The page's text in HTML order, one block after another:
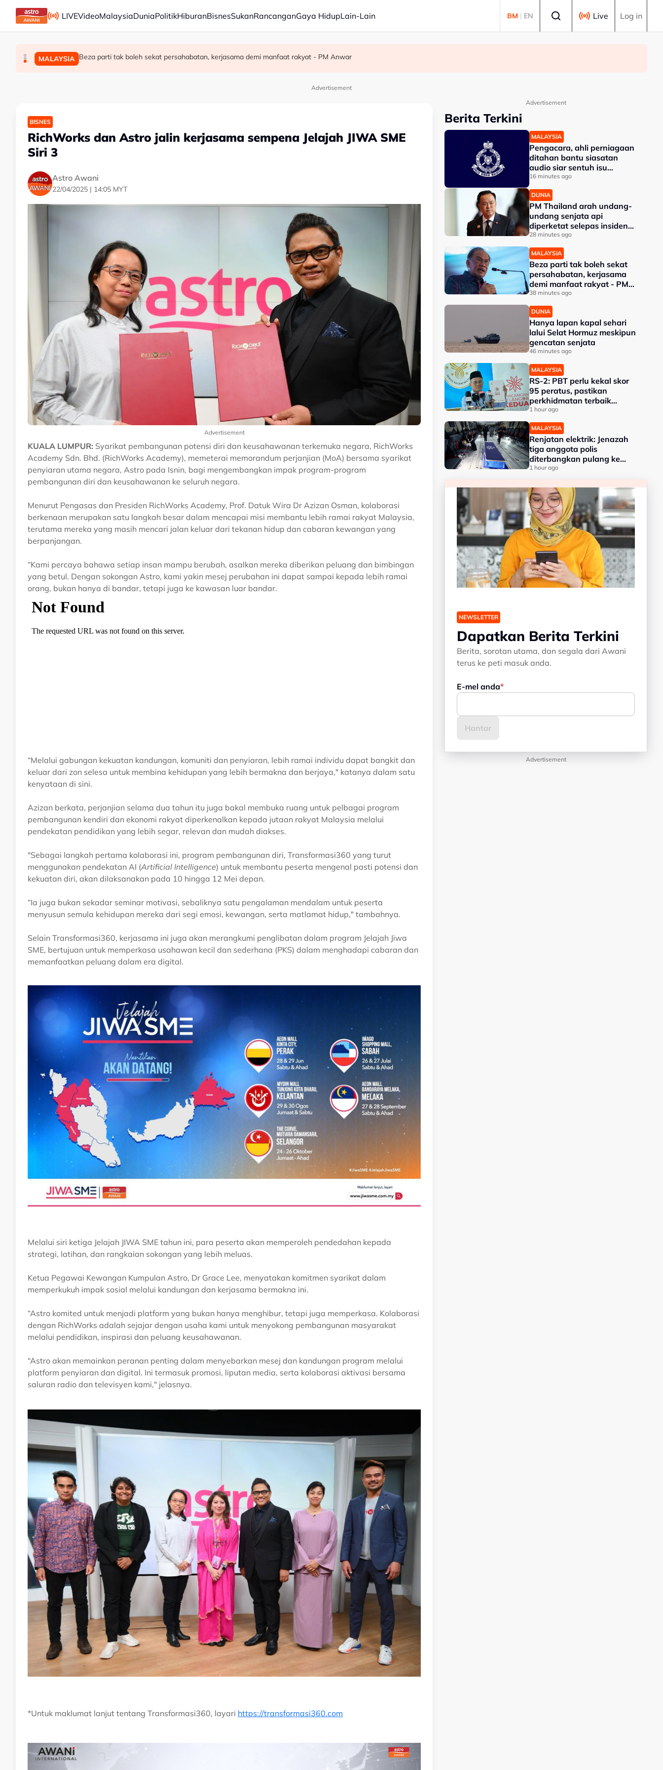
Skip to main content
LIVEVideoMalaysiaDuniaPolitikHiburanBisnesSukanRancanganGaya HidupLain-Lain BM | EN Live Log in
DUNIA PM Thailand arah undang-undang senjata api diperketat selepas insiden tembakan di sekolah
MALAYSIA Beza parti tak boleh sekat persahabatan, kerjasama demi manfaat rakyat - PM Anwar
MALAYSIA Pengacara, ahli perniagaan ditahan bantu siasatan audio siar sentuh isu sensitiviti agama
Advertisement
BISNES
RichWorks dan Astro jalin kerjasama sempena Jelajah JIWA SME
Siri 3
Astro Awani
22/04/2025 | 14:05 MYT
Advertisement
KUALA LUMPUR: Syarikat pembangunan potensi diri dan keusahawanan terkemuka negara, RichWorks
Academy Sdn. Bhd. (RichWorks Academy), memeterai memorandum perjanjian (MoA) bersama syarikat
penyiaran utama negara, Astro pada Isnin, bagi mengembangkan impak program-program
pembangunan diri dan keusahawanan ke seluruh negara.
Menurut Pengasas dan Presiden RichWorks Academy, Prof. Datuk Wira Dr Azizan Osman, kolaborasi
berkenaan merupakan satu langkah besar dalam mencapai misi membantu lebih ramai rakyat Malaysia,
terutama mereka yang masih mencari jalan keluar dari tekanan hidup dan cabaran kewangan yang
berpanjangan.
“Kami percaya bahawa setiap insan mampu berubah, asalkan mereka diberikan peluang dan bimbingan
yang betul. Dengan sokongan Astro, kami yakin mesej perubahan ini dapat sampai kepada lebih ramai
orang, bukan hanya di bandar, tetapi juga ke kawasan luar bandar.
“Melalui gabungan kekuatan kandungan, komuniti dan penyiaran, lebih ramai individu dapat bangkit dan
keluar dari zon selesa untuk membina kehidupan yang lebih bermakna dan berjaya," katanya dalam satu
kenyataan di sini.
Azizan berkata, perjanjian selama dua tahun itu juga bakal membuka ruang untuk pelbagai program
pembangunan kendiri dan ekonomi rakyat diperkenalkan kepada jutaan rakyat Malaysia melalui
pendekatan pendidikan yang lebih segar, relevan dan mudah diakses.
"Sebagai langkah pertama kolaborasi ini, program pembangunan diri, Transformasi360 yang turut
menggunakan pendekatan AI (Artificial Intelligence) untuk membantu peserta mengenal pasti potensi dan
kekuatan diri, akan dilaksanakan pada 10 hingga 12 Mei depan.
“Ia juga bukan sekadar seminar motivasi, sebaliknya satu pengalaman mendalam untuk peserta
menyusun semula kehidupan mereka dari segi emosi, kewangan, serta matlamat hidup," tambahnya.
Selain Transformasi360, kerjasama ini juga akan merangkumi penglibatan dalam program Jelajah Jiwa
SME, bertujuan untuk memperkasa usahawan kecil dan sederhana (PKS) dalam menghadapi cabaran dan
memanfaatkan peluang dalam era digital.
Melalui siri ketiga Jelajah JIWA SME tahun ini, para peserta akan memperoleh pendedahan kepada
strategi, latihan, dan rangkaian sokongan yang lebih meluas.
Ketua Pegawai Kewangan Kumpulan Astro, Dr Grace Lee, menyatakan komitmen syarikat dalam
memperkukuh impak sosial melalui kandungan dan kerjasama bermakna ini.
“Astro komited untuk menjadi platform yang bukan hanya menghibur, tetapi juga memperkasa. Kolaborasi
dengan RichWorks adalah sejajar dengan usaha kami untuk menyokong pembangunan masyarakat
melalui pendidikan, inspirasi dan peluang keusahawanan.
“Astro akan memainkan peranan penting dalam menyebarkan mesej dan kandungan program melalui
platform penyiaran dan digital. Ini termasuk promosi, liputan media, serta kolaborasi aktivasi bersama
saluran radio dan televisyen kami," jelasnya.
*Untuk maklumat lanjut tentang Transformasi360, layari https://transformasi360.com
Advertisement
Berita Terkini
MALAYSIA
Pengacara, ahli perniagaan
ditahan bantu siasatan
audio siar sentuh isu
sensitiviti agama
16 minutes ago
DUNIA
PM Thailand arah undang-
undang senjata api
diperketat selepas insiden
tembakan di sekolah
28 minutes ago
MALAYSIA
Beza parti tak boleh sekat
persahabatan, kerjasama
demi manfaat rakyat - PM
Anwar
38 minutes ago
DUNIA
Hanya lapan kapal sehari
lalui Selat Hormuz meskipun
gencatan senjata
46 minutes ago
MALAYSIA
RS-2: PBT perlu kekal skor
95 peratus, pastikan
perkhidmatan terbaik
kepada rakyat - Amirudin
1 hour ago
MALAYSIA
Renjatan elektrik: Jenazah
tiga anggota polis
diterbangkan pulang ke
kampung halaman
1 hour ago
NEWSLETTER
Dapatkan Berita Terkini
Berita, sorotan utama, dan segala dari Awani
terus ke peti masuk anda.
E-mel anda
Advertisement